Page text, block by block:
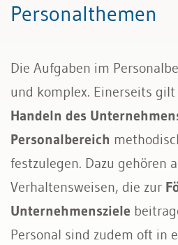
Führung & Kompetenzen
Recht
Bau & Immobilien
Personalthemen
Die Aufgaben im
und komplex. Einerseits gilt
Handeln des
Personalbereich
festzulegen. Dazu gehören
Verhaltensweisen, die zur
Unternehmensziele
Personal sind zudem oft in